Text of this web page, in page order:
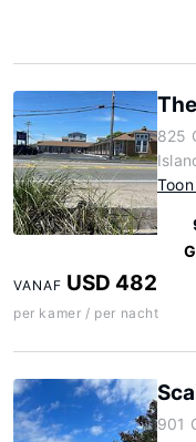
825
VANAF USD 482
per kamer / per nacht
901